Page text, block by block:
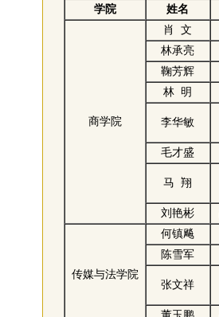
学院 姓名
商学院
肖 文
林承亮
鞠芳辉
林 明
李华敏
毛才盛
马 翔
刘艳彬
传媒与法学院
何镇飚
陈雪军
张文祥